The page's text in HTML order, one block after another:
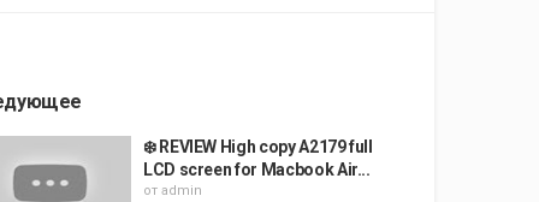
❄️ REVIEW High copy A2179 full
LCD screen for Macbook Air...
от admin